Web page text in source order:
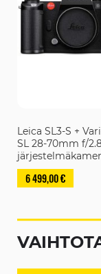
Leica SL3-S +
SL 28-70mm f/
6 499,00 €